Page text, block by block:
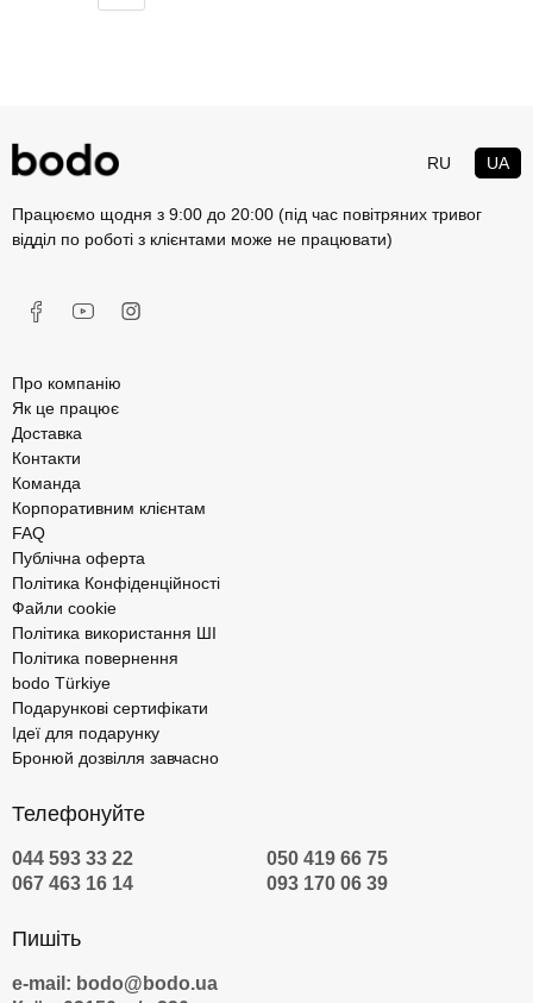
RU UA
Працюємо щодня з 9:00 до 20:00 (під час повітряних тривог
відділ по роботі з клієнтами може не працювати)
Про компанію
Як це працює
Доставка
Контакти
Команда
Корпоративним клієнтам
FAQ
Публічна оферта
Політика Конфіденційності
Файли cookie
Політика використання ШІ
Політика повернення
bodo Türkiye
Подарункові сертифікати
Ідеї для подарунку
Бронюй дозвілля завчасно
Телефонуйте
044 593 33 22
050 419 66 75
067 463 16 14
093 170 06 39
Пишіть
e-mail: bodo@bodo.ua